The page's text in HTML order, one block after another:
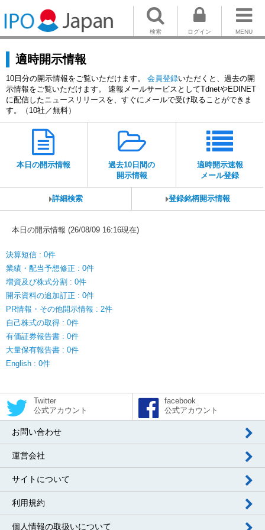
MENU
ログイン
検索
適時開示情報
10日分の開示情報をご覧いただけます。 会員登録いただくと、過去の開
示情報をご覧いただけます。 速報メールサービスとしてTdnetやEDINET
に配信したニュースリリースを、すぐにメールで受け取ることができま
す。（10社／無料）
本日の開示情報
過去10日間の
開示情報
適時開示速報
メール登録
詳細検索 登録銘柄開示情報
本日の開示情報 (26/08/09 16:16現在)
決算短信 : 0件
業績・配当予想修正 : 0件
増資及び株式分割 : 0件
開示資料の追加訂正 : 0件
PR情報・その他開示情報 : 2件
自己株式の取得 : 0件
有価証券報告書 : 0件
大量保有報告書 : 0件
English : 0件
Twitter
公式アカウント
facebook
公式アカウント
お問い合わせ
運営会社
サイトについて
利用規約
個人情報の取扱いについて